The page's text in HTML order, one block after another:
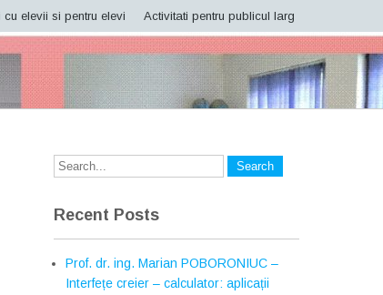
cu elevii si pentru elevi Activitati pentru publicul larg
Recent Posts
Prof. dr. ing. Marian POBORONIUC –
Interfețe creier – calculator: aplicații